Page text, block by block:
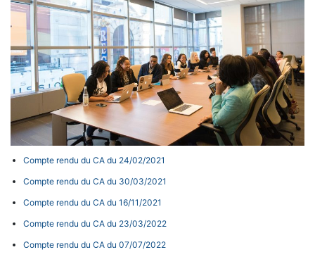
Compte rendu du CA du 24/02/2021
Compte rendu du CA du 30/03/2021
Compte rendu du CA du 16/11/2021
Compte rendu du CA du 23/03/2022
Compte rendu du CA du 07/07/2022